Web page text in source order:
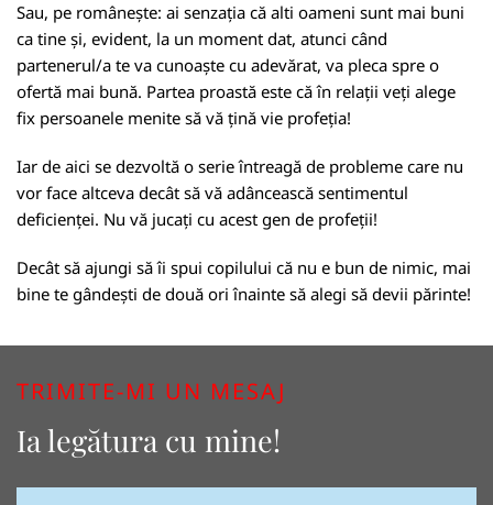
Sau, pe românește: ai senzația că alti oameni sunt mai buni
ca tine și, evident, la un moment dat, atunci când
partenerul/a te va cunoaște cu adevărat, va pleca spre o
ofertă mai bună. Partea proastă este că în relații veți alege
fix persoanele menite să vă țină vie profeția!
Iar de aici se dezvoltă o serie întreagă de probleme care nu
vor face altceva decât să vă adâncească sentimentul
deficienței. Nu vă jucați cu acest gen de profeții!
Decât să ajungi să îi spui copilului că nu e bun de nimic, mai
bine te gândești de două ori înainte să alegi să devii părinte!
TRIMITE-MI UN MESAJ
Ia legătura cu mine!